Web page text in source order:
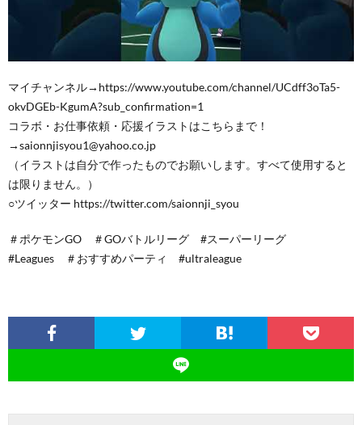
マイチャンネル→https://www.youtube.com/channel/UCdff3oTa5-
okvDGEb-KgumA?sub_confirmation=1
コラボ・お仕事依頼・応援イラストはこちらまで！
→saionnjisyou1@yahoo.co.jp
（イラストは自分で作ったものでお願いします。すべて使用すると
は限りません。）
○ツイッター https://twitter.com/saionnji_syou
＃ポケモンGO ＃GOバトルリーグ #スーパーリーグ
#Leagues ＃おすすめパーティ #ultraleague